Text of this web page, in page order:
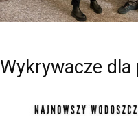
Wykrywacze